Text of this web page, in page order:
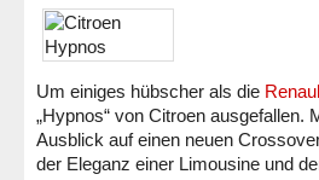
Um einiges hübscher als die
„Hypnos“ von Citroen ausgefallen.
Ausblick auf einen neuen
der Eleganz einer Limousine und